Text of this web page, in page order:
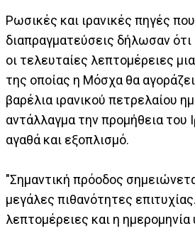
Ρωσικές και ιρανικές πηγές
διαπραγματεύσεις δήλωσαν ότι
οι τελευταίες λεπτομέρειες
της οποίας η Μόσχα θα
βαρέλια ιρανικού πετρελαίου
αντάλλαγμα την προμήθεια του
αγαθά και εξοπλισμό.
"Σημαντική πρόοδος
μεγάλες πιθανότητες
λεπτομέρειες και η